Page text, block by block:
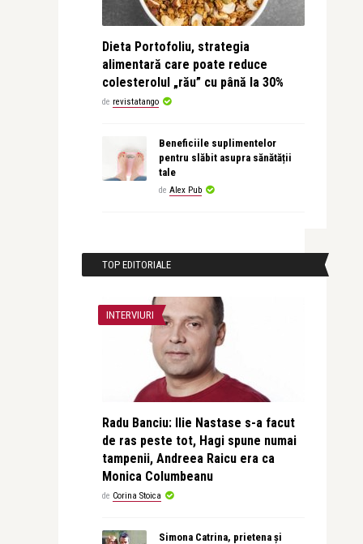
Dieta Portofoliu, strategia
alimentară care poate reduce
colesterolul „rău” cu până la 30%
de revistatango
Beneficiile suplimentelor
pentru slăbit asupra sănătății
tale
de Alex Pub
TOP EDITORIALE
INTERVIURI
Radu Banciu: Ilie Nastase s-a facut
de ras peste tot, Hagi spune numai
tampenii, Andreea Raicu era ca
Monica Columbeanu
de Corina Stoica
Simona Catrina, prietena și